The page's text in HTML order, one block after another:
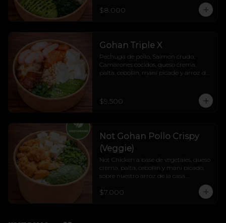
$8.000
Gohan Triple X
Pechuga de pollo, Salmon crudo,
Camarones cocidos, queso crema,
palta, cebollín, maní picado y arroz de
$9.500
Not Gohan Pollo Crispy
(Veggie)
Not Chicken a base de vegetales, queso
crema, palta, cebollín y maní picado,
sobre nuestro arroz de la casa.
sabor.
$7.000